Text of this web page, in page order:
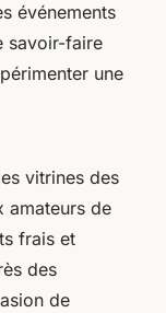
événements
savoir-faire
une
vitrines des
amateurs de
frais et
des
de